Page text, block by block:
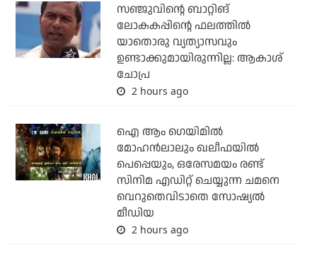
സഞ്ജുവിന്റെ ബാറ്റിങ്
ലോകകപ്പിന്റെ ഫലത്തില്‍
യാതൊരു വ്യത്യാസവും
ഉണ്ടാക്കുമായിരുന്നില്ല: ആകാശ്
ചോപ്ര
2 hours ago
ഐ ആം ഗെയിമില്‍
മോഹന്‍ലാലും ഖലീഫയില്‍
പെപ്പെയും, ഒരേസമയം രണ്ട്
സിനിമ എഡിറ്റ് ചെയ്യുന്ന ചമനെ
വെറുതെവിടാതെ സോഷ്യല്‍
മീഡിയ
2 hours ago